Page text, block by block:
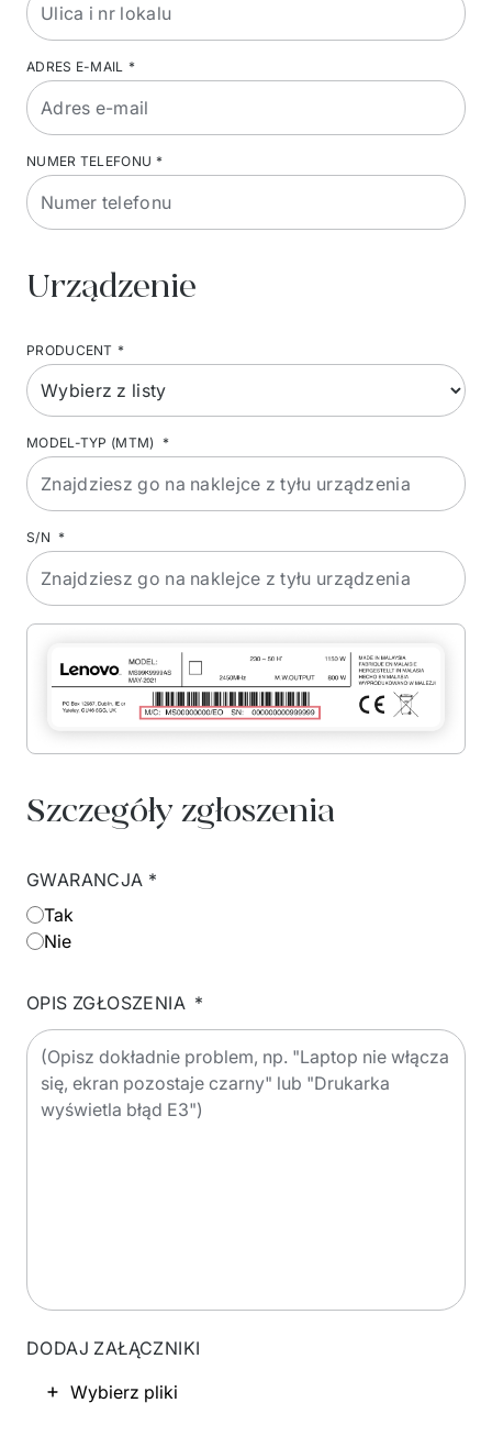
ADRES E-MAIL *
NUMER TELEFONU *
Urządzenie
PRODUCENT *
MODEL-TYP (MTM) *
S/N *
Szczegóły zgłoszenia
GWARANCJA *
Tak
Nie
OPIS ZGŁOSZENIA *
DODAJ ZAŁĄCZNIKI
Wybierz pliki